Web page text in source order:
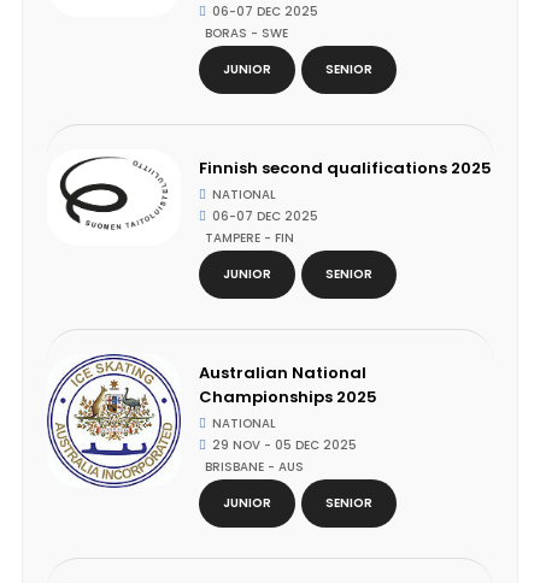
06-07 DEC 2025
BORAS - SWE
JUNIOR
SENIOR
Finnish second qualifications 2025
NATIONAL
06-07 DEC 2025
TAMPERE - FIN
JUNIOR
SENIOR
Australian National
Championships 2025
NATIONAL
29 NOV - 05 DEC 2025
BRISBANE - AUS
JUNIOR
SENIOR